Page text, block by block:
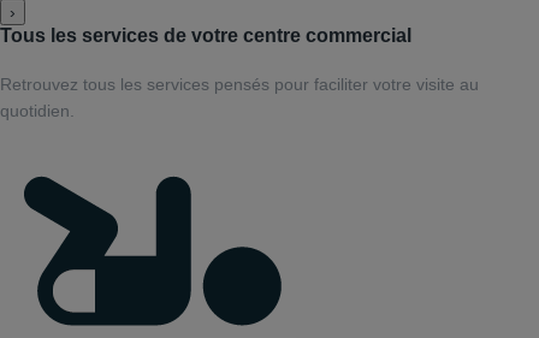
›
Tous les services de votre centre commercial
Retrouvez tous les services pensés pour faciliter votre visite au
quotidien.